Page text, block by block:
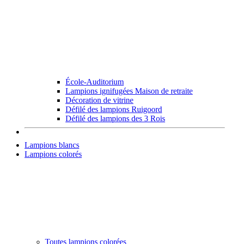
École-Auditorium
Lampions ignifugées Maison de retraite
Décoration de vitrine
Défilé des lampions Ruigoord
Défilé des lampions des 3 Rois
Lampions blancs
Lampions colorés
Toutes lampions colorées